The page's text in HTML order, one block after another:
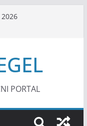
PORTAL